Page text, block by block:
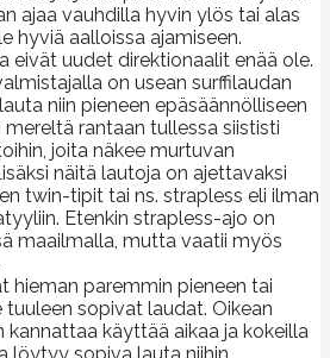
ajaa vauhdilla hyvin ylös tai alas
hyviä aalloissa ajamiseen.
eivät uudet direktionaalit enää ole.
on usean surffilaudan
niin pieneen epäsäännölliseen
mereltä rantaan tullessa siististi
joita näkee murtuvan
näitä lautoja on ajettavaksi
twin-tipit tai ns. strapless eli ilman
Etenkin strapless-ajo on
maailmalla, mutta vaatii myös
hieman paremmin pieneen tai
tuuleen sopivat laudat. Oikean
kannattaa käyttää aikaa ja kokeilla